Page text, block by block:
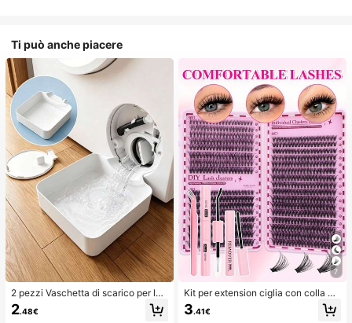
Ti può anche piacere
2 pezzi Vaschetta di scarico per lav
atrice, Tappetino di protezione imp
ermeabile per pavimento della lava
2.48€
7
Kit per extension ciglia con colla a
doppia estremità/640 ciuffi di ciglia
finte in visone sintetico fai-da-te, ri
3.41€